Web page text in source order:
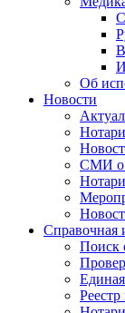
Об
Новости
СМИ о
Справочная
Поиск
Реестр